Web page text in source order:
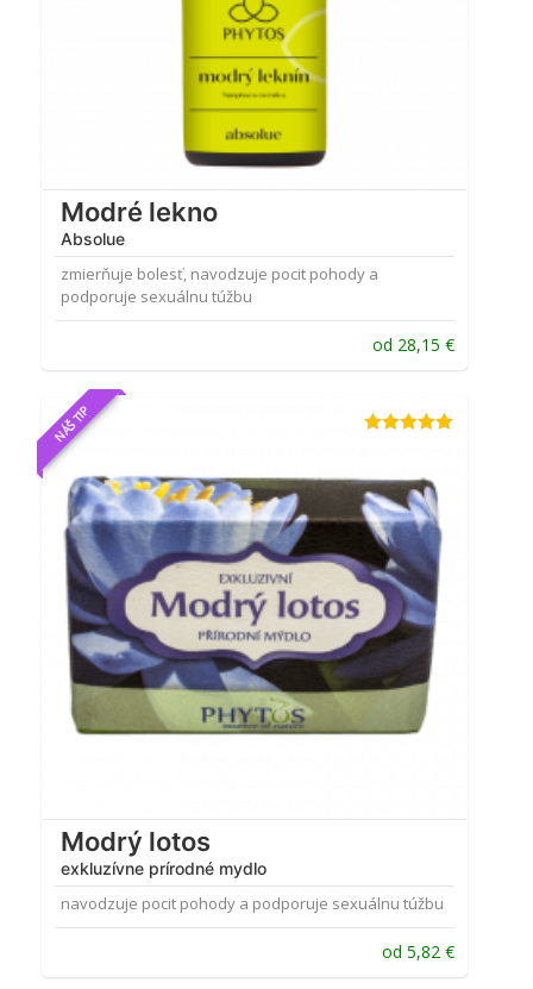
Modré lekno
Absolue
zmierňuje bolesť, navodzuje pocit pohody a
podporuje sexuálnu túžbu
od 28,15 €
NÁŠ TIP
Modrý lotos
exkluzívne prírodné mydlo
navodzuje pocit pohody a podporuje sexuálnu túžbu
od 5,82 €